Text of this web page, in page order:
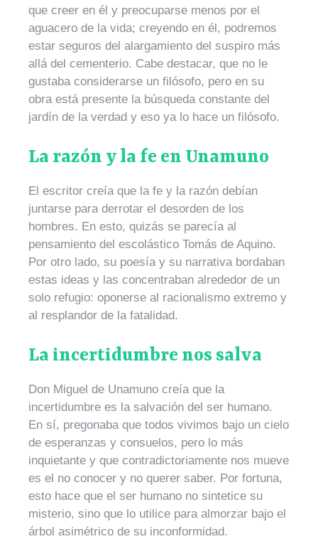
que creer en él y preocuparse menos por el
aguacero de la vida; creyendo en él, podremos
estar seguros del alargamiento del suspiro más
allá del cementerio. Cabe destacar, que no le
gustaba considerarse un filósofo, pero en su
obra está presente la búsqueda constante del
jardín de la verdad y eso ya lo hace un filósofo.
La razón y la fe en Unamuno
El escritor creía que la fe y la razón debían
juntarse para derrotar el desorden de los
hombres. En esto, quizás se parecía al
pensamiento del escolástico Tomás de Aquino.
Por otro lado, su poesía y su narrativa bordaban
estas ideas y las concentraban alrededor de un
solo refugio: oponerse al racionalismo extremo y
al resplandor de la fatalidad.
La incertidumbre nos salva
Don Miguel de Unamuno creía que la
incertidumbre es la salvación del ser humano.
En sí, pregonaba que todos vivimos bajo un cielo
de esperanzas y consuelos, pero lo más
inquietante y que contradictoriamente nos mueve
es el no conocer y no querer saber. Por fortuna,
esto hace que el ser humano no sintetice su
misterio, sino que lo utilice para almorzar bajo el
árbol asimétrico de su inconformidad.